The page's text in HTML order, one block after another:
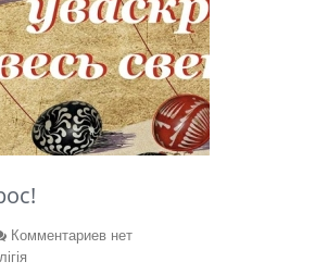
Комментариев нет